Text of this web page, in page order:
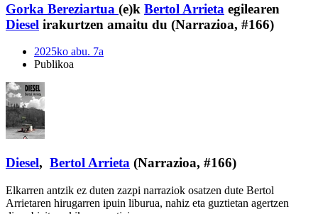
Gorka Bereziartua (e)k Bertol Arrieta egilearen
Diesel irakurtzen amaitu du (Narrazioa, #166)
2025ko abu. 7a
Publikoa
Diesel, Bertol Arrieta (Narrazioa, #166)
Elkarren antzik ez duten zazpi narraziok osatzen dute Bertol
Arrietaren hirugarren ipuin liburua, nahiz eta guztietan agertzen